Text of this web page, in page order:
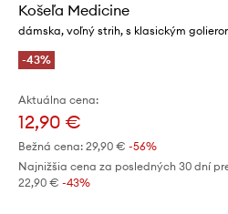
Košeľa Medicine
dámska, voľný strih, s klasickým
-43%
Aktuálna cena:
12,90 €
Bežná cena: 29,90 € -56%
Najnižšia cena za posledných 30 dní
22,90 € -43%